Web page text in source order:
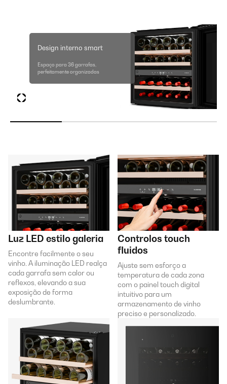
Design interno smart
Espaço para 36 garrafas,
perfeitamente organizadas
Luz LED estilo galeria
Encontre facilmente o seu
vinho. A iluminação LED realça
cada garrafa sem calor ou
reflexos, elevando a sua
exposição de forma
deslumbrante.
Controlos touch
fluidos
Ajuste sem esforço a
temperatura de cada zona
com o painel touch digital
intuitivo para um
armazenamento de vinho
preciso e personalizado.